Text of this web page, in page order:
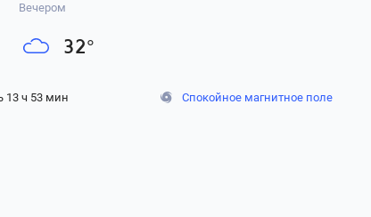
Вечером
32°
13 ч 53 мин
Спокойное магнитное поле